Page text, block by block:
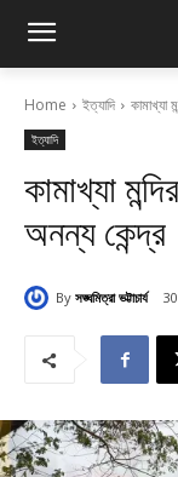
Home ইত্যাদি কামাখ্যা
ইত্যাদি
কামাখ্যা
অনন্য কেন্দ্র
By সঙ্ঘমিত্রা ভট্টাচার্য